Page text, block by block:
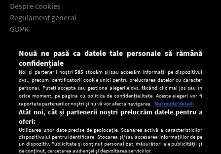
Despre cookies
Regulament general
GDPR
Descarcă gratuit aplicaţia Europa FM pentru smartphone:
Nouă ne pasă ca datele tale personale să rămână
confidențiale
Noi și partenerii noștri585 stocăm și/sau accesăm informații pe dispozitivul
dvs., precum identificatorii cookie unici pentru prelucrarea datelor cu caracter
personal. Puteți accepta sau gestiona alegerile dvs. făcând clic mai jos sau în
orice moment, pe pagina cu politica de confidențialitate. Aceste alegeri vor fi
raportate partenerilor noștri și nu vă vor afecta navigarea. Mai multe detalii
Atât noi, cât și partenerii noștri prelucrăm datele pentru a
oferi:
Utilizarea unor date precise de geolocație. Scanarea activă a caracteristicilor
dispozitivului pentru identificare. Stocarea și/sau accesarea informațiilor de pe
un dispozitiv. Publicitate și conținut personalizat, măsurători ale publicității și
de conținut, cercetarea audienței și dezvoltarea serviciilor.